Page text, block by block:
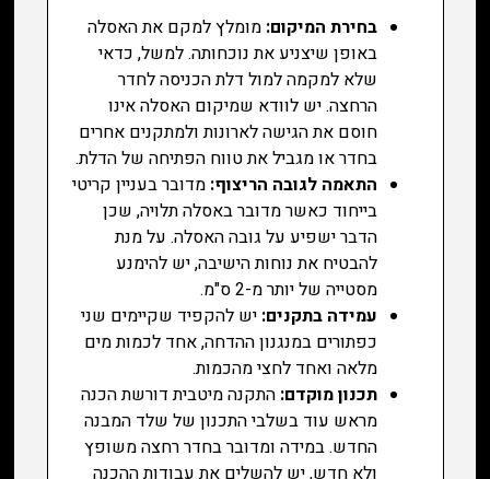
בחירת המיקום:מומלץ למקם את האסלה
באופן שיצניע את נוכחותה. למשל, כדאי
שלא למקמה למול דלת הכניסה לחדר
הרחצה. יש לוודא שמיקום האסלה אינו
חוסם את הגישה לארונות ולמתקנים אחרים
בחדר או מגביל את טווח הפתיחה של הדלת.
התאמה לגובה הריצוף: מדובר בעניין קריטי
בייחוד כאשר מדובר באסלה תלויה, שכן
הדבר ישפיע על גובה האסלה. על מנת
להבטיח את נוחות הישיבה, יש להימנע
מסטייה של יותר מ-2 ס"מ.
עמידה בתקנים: יש להקפיד שקיימים שני
כפתורים במנגנון ההדחה, אחד לכמות מים
מלאה ואחד לחצי מהכמות.
תכנון מוקדם: התקנה מיטבית דורשת הכנה
מראש עוד בשלבי התכנון של שלד המבנה
החדש. במידה ומדובר בחדר רחצה משופץ
ולא חדש, יש להשלים את עבודות ההכנה